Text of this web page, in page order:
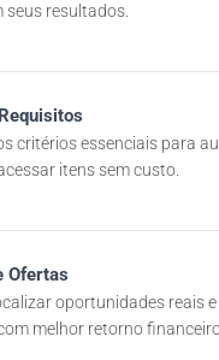
resultados.
critérios essenciais para
itens sem custo.
Ofertas
oportunidades reais
melhor retorno